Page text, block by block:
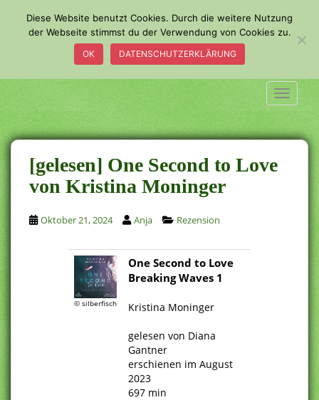
o
m
a
i
n
c
o
n
t
e
n
t
[gelesen] One Second to Love
von Kristina Moninger
Oktober 21, 2024 Anja Rezension
© silberfisch
One Second to Love
Breaking Waves 1
Kristina Moninger
gelesen von Diana
Gantner
erschienen im August
2023
697 min
Diese Website benutzt Cookies. Durch die weitere Nutzung
der Webseite stimmst du der Verwendung von Cookies zu.
OK DATENSCHUTZERKLÄRUNG